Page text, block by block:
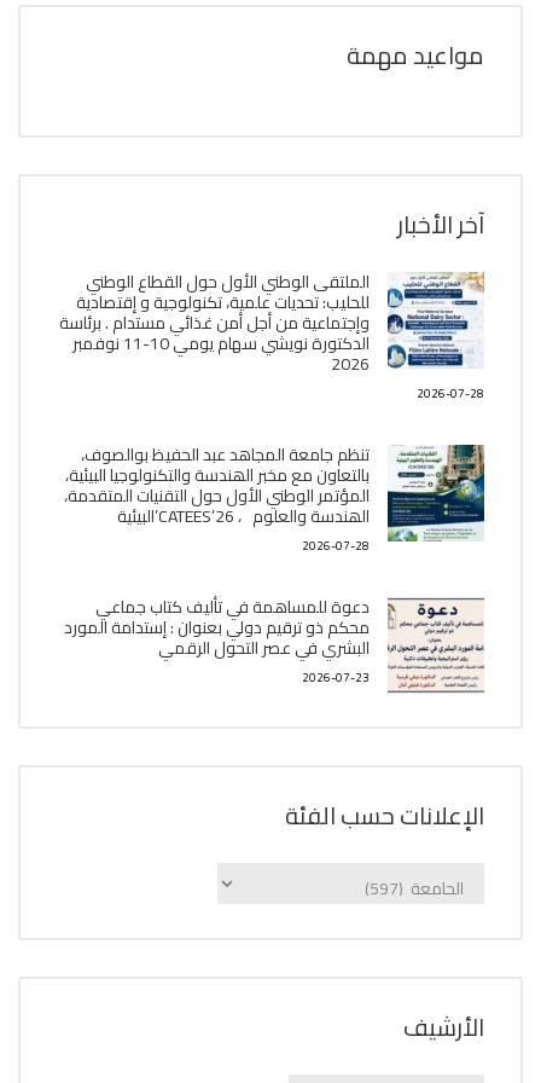
مواعيد مهمة
آخر الأخبار
الملتقى الوطني الأول حول القطاع الوطني
للحليب: تحديات علمية، تكنولوجية و إقتصادية
وإجتماعية من أجل أمن غذائي مستدام . برئاسة
الدكتورة نويشي سهام يومي 10-11 نوفمبر
2026
2026-07-28
تنظم جامعة المجاهد عبد الحفيظ بوالصوف،
بالتعاون مع مخبر الھندسة والتكنولوجيا البیئیة،
المؤتمر الوطني الأول حول التقنيات المتقدمة،
الھندسة والعلوم ، CATEES’26’البیئية
2026-07-28
دعوة للمساهمة في تأليف كتاب جماعي
محكم ذو ترقيم دولي بعنوان : إستدامة المورد
البشري في عصر التحول الرقمي
2026-07-23
الإعلانات حسب الفئة
الإعلانات
اﻷرشيف